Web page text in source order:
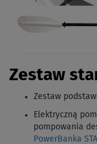
Zestaw
Zestaw
Elektryczną
pompowania
PowerBanka